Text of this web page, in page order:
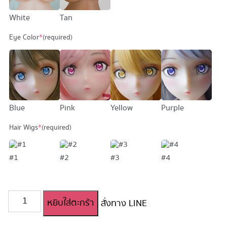
White Tan
Eye Color*(required)
Blue Pink Yellow Purple
Hair Wigs*(required)
#1 #2 #3 #4
จำนวน
ตุ๊กตา
หยิบใส่ตะกร้า สั่งทาง LINE